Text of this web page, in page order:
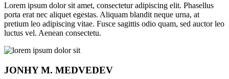
Lorem ipsum dolor sit amet, consectetur adipiscing elit. Phasellus
porta erat nec aliquet egestas. Aliquam blandit neque urna, at
pretium leo adipiscing vitae. Fusce sagittis odio quam, sed auctor leo
luctus vel. Aenean consectetu.
JONHYM. MEDVEDEV